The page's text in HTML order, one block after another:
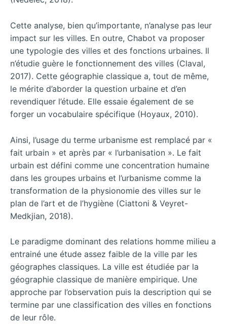
Cette analyse, bien qu’importante, n’analyse pas leur
impact sur les villes. En outre, Chabot va proposer
une typologie des villes et des fonctions urbaines. Il
n’étudie guère le fonctionnement des villes (Claval,
2017). Cette géographie classique a, tout de même,
le mérite d’aborder la question urbaine et d’en
revendiquer l’étude. Elle essaie également de se
forger un vocabulaire spécifique (Hoyaux, 2010).
Ainsi, l’usage du terme urbanisme est remplacé par «
fait urbain » et après par « l’urbanisation ». Le fait
urbain est défini comme une concentration humaine
dans les groupes urbains et l’urbanisme comme la
transformation de la physionomie des villes sur le
plan de l’art et de l’hygiène (Ciattoni & Veyret-
Medkjian, 2018).
Le paradigme dominant des relations homme milieu a
entrainé une étude assez faible de la ville par les
géographes classiques. La ville est étudiée par la
géographie classique de manière empirique. Une
approche par l’observation puis la description qui se
termine par une classification des villes en fonctions
de leur rôle.